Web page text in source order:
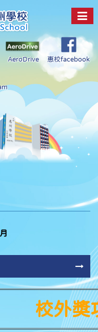
AeroDrive 惠校facebook
校外獎